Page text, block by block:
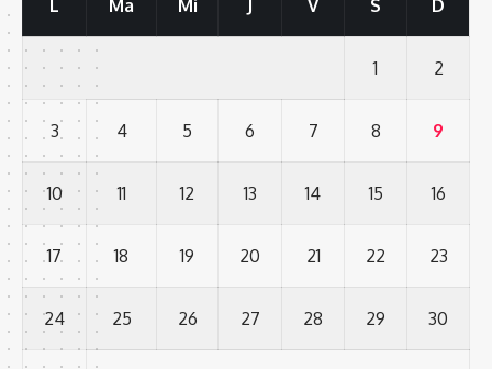
L Ma Mi J V S D
1 2
3 4 5 6 7 8 9
10 11 12 13 14 15 16
17 18 19 20 21 22 23
24 25 26 27 28 29 30